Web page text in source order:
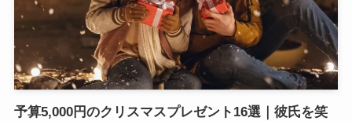
予算5,000円のクリスマスプレゼント16選｜彼氏を笑